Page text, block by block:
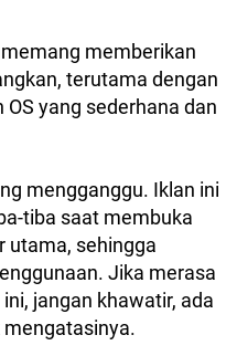
memberikan
terutama dengan
yang sederhana dan
mengganggu. Iklan ini
tiba saat membuka
utama, sehingga
Jika merasa
jangan khawatir, ada